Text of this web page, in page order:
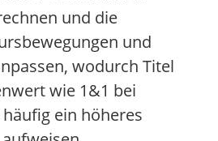
und die
und
wodurch Titel
wie 1&1 bei
ein höheres